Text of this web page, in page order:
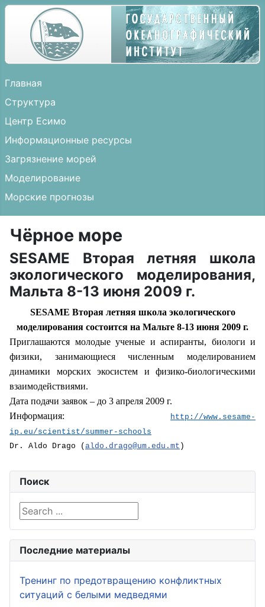
Главная
Структура
Центр Есимо
Информационные ресурсы
Загрязнение морей
Моделирование
Морские прогнозы
Чёрное море
SESAME Вторая летняя школа
экологического моделирования,
Мальта 8-13 июня 2009 г.
SESAME Вторая летняя школа экологического
моделирования состоится на Мальте 8-13 июня 2009 г.
Приглашаются молодые ученые и аспиранты, биологи и
физики, занимающиеся численным моделированием
динамики морских экосистем и физико-биологическими
взаимодействиями.
Дата подачи заявок – до 3 апреля 2009 г.
Информация:
http ://www . sesame -
ip . eu/scientist/summer - schools
Dr. Aldo Drago ( aldo.drago@um.edu.mt )
Поиск
Search ...
Последние материалы
Тренинг по предотвращению конфликтных
ситуаций с белыми медведями